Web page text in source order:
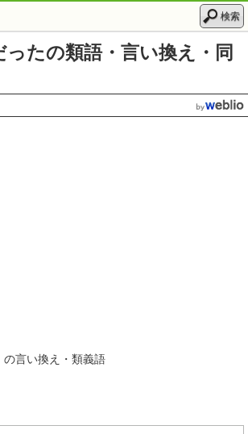
検索
たの類語・言い換え・同
の言い換え・類義語